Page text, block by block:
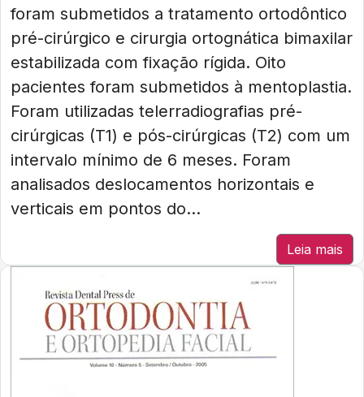
foram submetidos a tratamento ortodôntico
pré-cirúrgico e cirurgia ortognática bimaxilar
estabilizada com fixação rígida. Oito
pacientes foram submetidos à mentoplastia.
Foram utilizadas telerradiografias pré-
cirúrgicas (T1) e pós-cirúrgicas (T2) com um
intervalo mínimo de 6 meses. Foram
analisados deslocamentos horizontais e
verticais em pontos do...
Leia mais